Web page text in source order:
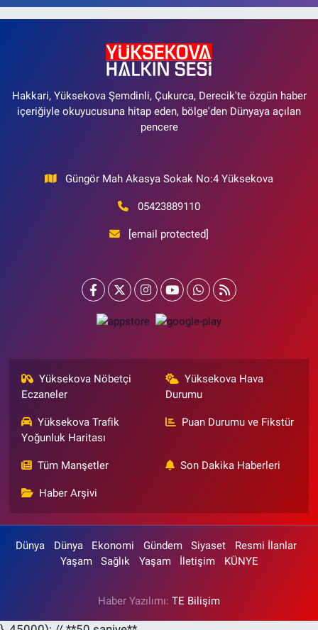
Hakkari, Yüksekova Şemdinli, Çukurca, Derecik'te özgün haber
içeriğiyle okuyucusuna hitap eden, bölge'den Dünyaya açılan
pencere
Güngör Mah Akasya Sokak No:4 Yüksekova
05423889110
[email protected]
Yüksekova Nöbetçi
Eczaneler
Yüksekova Hava
Durumu
Yüksekova Trafik
Yoğunluk Haritası
Puan Durumu ve Fikstür
Tüm Manşetler Son Dakika Haberleri
Haber Arşivi
Dünya Dünya Ekonomi Gündem Siyaset
Resmi İlanlar
Yaşam
Sağlık Yaşam İletişim KÜNYE
Haber Yazılımı: TE Bilişim